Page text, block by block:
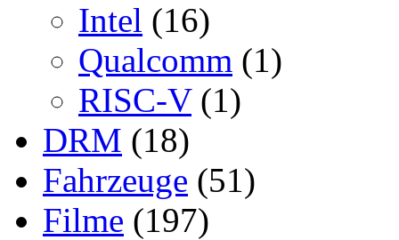
Intel (16)
Qualcomm (1)
RISC-V(1)
DRM (18)
Fahrzeuge (51)
Filme (197)